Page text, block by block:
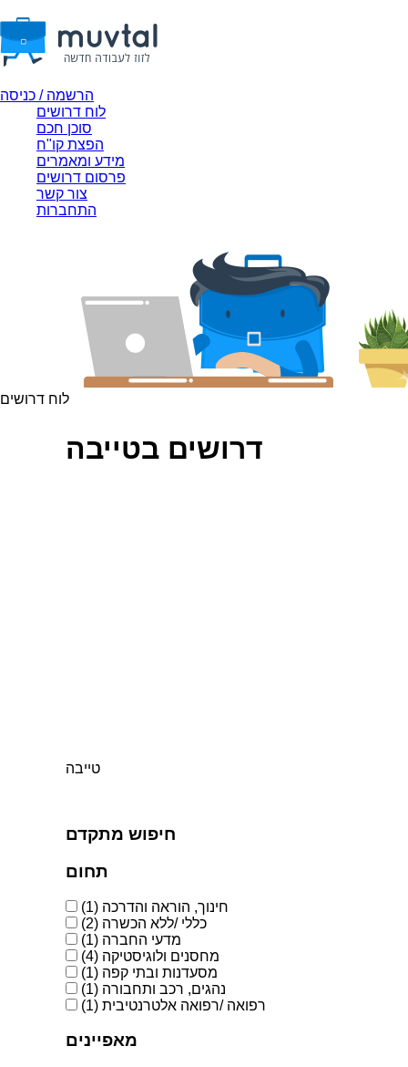
הרשמה / כניסה
לוח דרושים
סוכן חכם
הפצת קו"ח
מידע ומאמרים
פרסום דרושים
צור קשר
התחברות
לוח דרושים
דרושים בטייבה
טייבה
חיפוש מתקדם
תחום
חינוך, הוראה והדרכה (1)
כללי /ללא הכשרה (2)
מדעי החברה (1)
מחסנים ולוגיסטיקה (4)
מסעדנות ובתי קפה (1)
נהגים, רכב ותחבורה (1)
רפואה /רפואה אלטרנטיבית (1)
מאפיינים